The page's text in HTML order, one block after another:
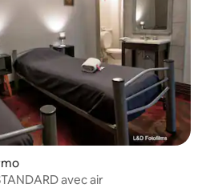
avec air